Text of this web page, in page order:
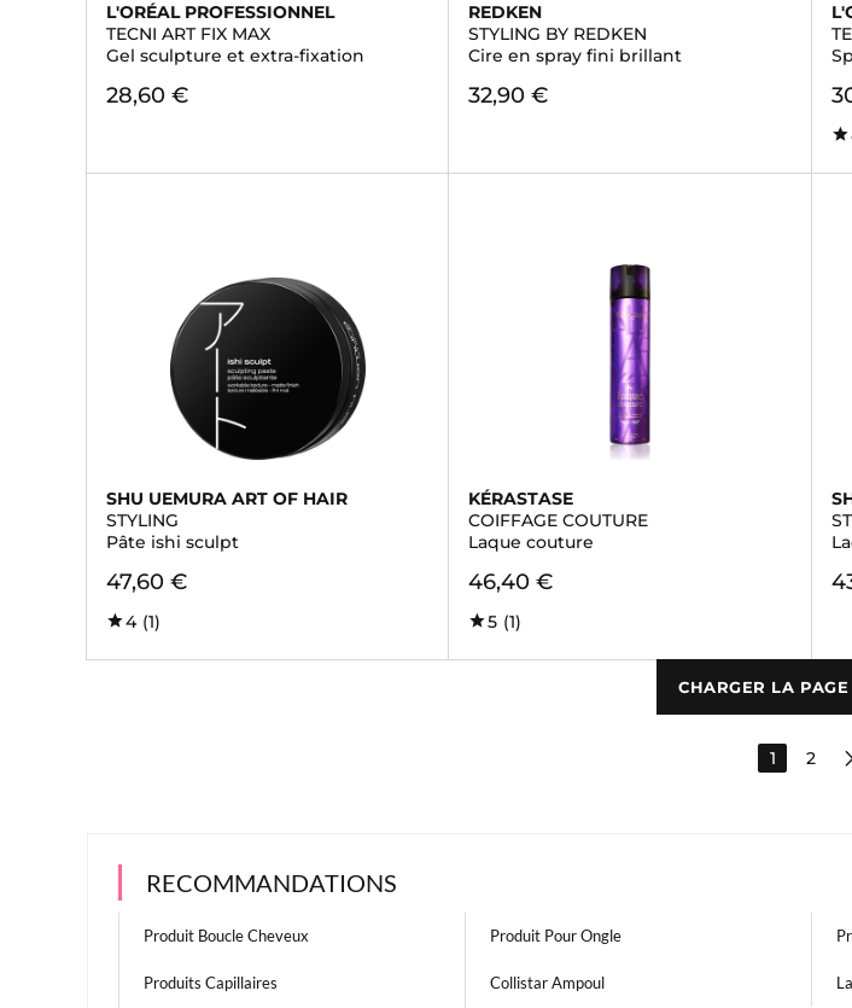
L'ORÉAL PROFESSIONNEL
TECNI ART FIX MAX
Gel sculpture et extra-fixation
28,60 €
REDKEN
STYLING BY REDKEN
Cire en spray fini brillant
32,90 €
SHU UEMURA ART OF HAIR
STYLING
Pâte ishi sculpt
47,60 €
4 (1)
KÉRASTASE
COIFFAGE COUTURE
Laque couture
46,40 €
5 (1)
CHARGER LA
1 2
RECOMMANDATIONS
Produit Boucle Cheveux Produit Pour Ongle
Produits Capillaires Collistar Ampoul